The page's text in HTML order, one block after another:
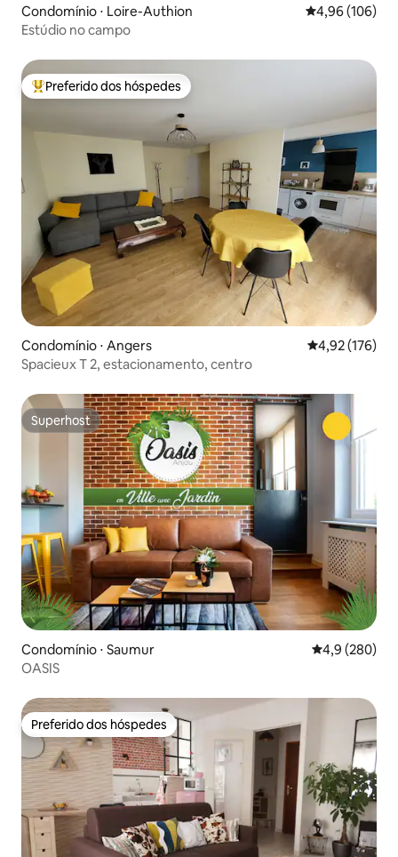
Condomínio ⋅ Loire-Authion 4,96 de uma
4,96 (106)
Estúdio no campo
Entre os melhores preferidos dos hóspedes
Preferido dos hóspedes
Condomínio ⋅ Angers 4,92 de uma
4,92 (176)
Spacieux T 2, estacionamento, centro
Superhost
Superhost
Condomínio ⋅ Saumur 4,9 de uma
4,9 (280)
OASIS
Preferido dos hóspedes
Preferido dos hóspedes